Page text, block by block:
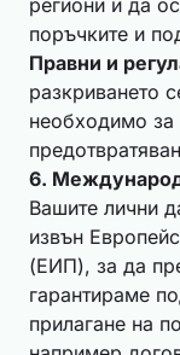
региони и да
поръчките и
Правни и
разкриването
необходимо за
6.
Вашите лични
извън
(ЕИП), за да
гарантираме
прилагане на